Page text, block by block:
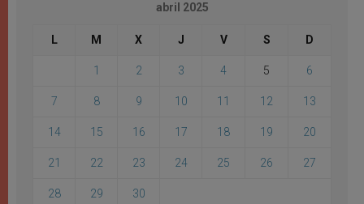
abril 2025
L M X J V S D
1 2 3 4 5 6
7 8 9 10 11 12 13
14 15 16 17 18 19 20
21 22 23 24 25 26 27
28 29 30